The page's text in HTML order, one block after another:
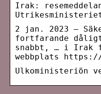
Irak:
2 jan. 2023 —
fortfarande dåligt
snabbt, … i Irak
webbplats
Ulkoministeriön